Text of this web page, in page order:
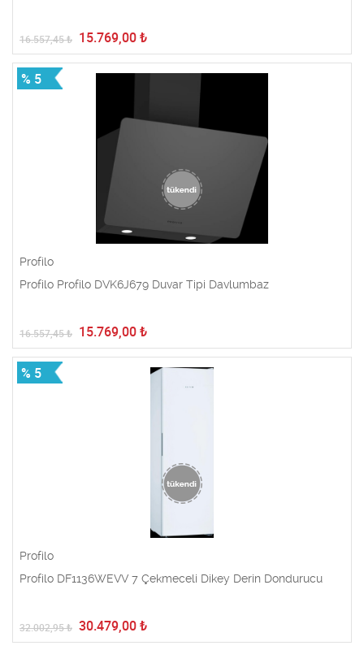
16.557,45₺ 15.769,00 ₺
% 5
Profilo
Profilo Profilo DVK6J679 Duvar Tipi Davlumbaz
16.557,45₺ 15.769,00 ₺
% 5
Profilo
Profilo DF1136WEVV 7 Çekmeceli Dikey Derin Dondurucu
32.002,95₺ 30.479,00 ₺